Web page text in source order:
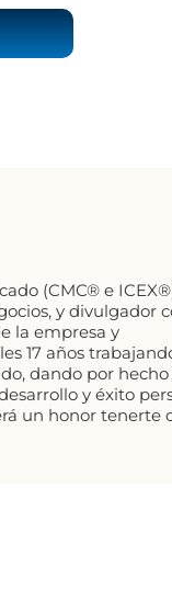
(CMC® e
y divulgador
la empresa y
17 años
dando por
y éxito
un honor tenerte